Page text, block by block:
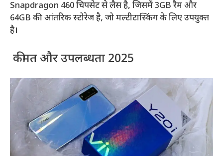
Snapdragon 460 चिपसेट से लैस है, जिसमें 3GB रैम और
64GB की आंतरिक स्टोरेज है, जो मल्टीटास्किंग के लिए उपयुक्त
है।
कीमत और उपलब्धता 2025